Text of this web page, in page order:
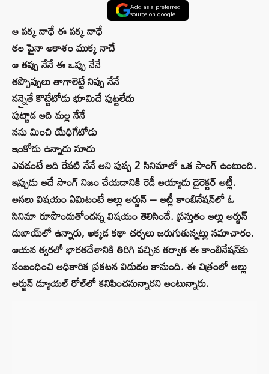
Add as a preferred
source on google
ఆ పక్క నాధే ఈ పక్క నాధే
తల పైనా ఆకాశం ముక్క నాదే
ఆ తప్పు నేనే ఈ ఒప్పు నేనే
తప్పొప్పులు తాగాలెట్టే నిప్పు నేనే
నన్నైతే కొట్టేటోడు భూమిదే పుట్టలేదు
పుట్టాడ అది మల్ల నేనే
నను మించి యేధిగేటోడు
ఇంకోడు ఉన్నాడు సూడు
ఎవడంటే అది రేపటి నేనే అని పుష్ప 2 సినిమాలో ఒక సాంగ్ ఉంటుంది.
ఇప్పుడు అదే సాంగ్ నిజం చేయడానికి రెడీ అయ్యాడు డైరెక్టర్ అట్లీ.
అసలు విషయం ఏమిటంటే అల్లు అర్జున్ – అట్లీ కాంబినేషన్‌లో ఓ
సినిమా రూపొందుతోందన్న విషయం తెలిసిందే. ప్రస్తుతం అల్లు అర్జున్
దుబాయ్‌లో ఉన్నారు, అక్కడ కథా చర్చలు జరుగుతున్నట్లు సమాచారం.
ఆయన త్వరలో భారతదేశానికి తిరిగి వచ్చిన తర్వాత ఈ కాంబినేషన్‌కు
సంబంధించి అధికారిక ప్రకటన విడుదల కానుంది. ఈ చిత్రంలో అల్లు
అర్జున్ డ్యూయల్ రోల్‌లో కనిపించనున్నారని అంటున్నారు.